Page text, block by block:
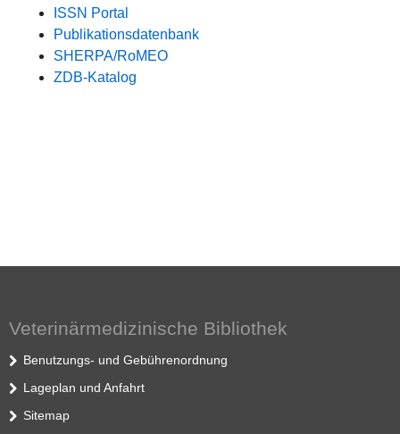
ISSN Portal
Publikationsdatenbank
SHERPA/RoMEO
ZDB-Katalog
Veterinärmedizinische Bibliothek
Benutzungs- und Gebührenordnung
Lageplan und Anfahrt
Sitemap